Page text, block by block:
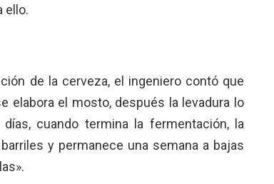
ello.
de la cerveza, el ingeniero contó que
elabora el mosto, después la levadura lo
cuando termina la fermentación, la
y permanece una semana a bajas